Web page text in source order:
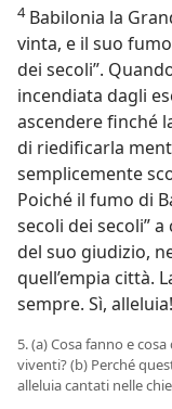
4Babilonia la
vinta, e il suo
dei secoli”.
incendiata dagli
ascendere finché
di riedificarla
semplicemente
Poiché il fumo di
secoli dei secoli”
del suo giudizio,
quell’empia città.
sempre. Sì,
5. (a) Cosa fanno e
viventi? (b) Perché
alleluia cantati nelle